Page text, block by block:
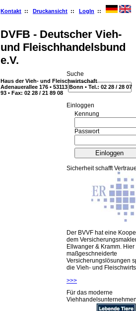
Kontakt :: Druckansicht :: LogIn ::
DVFB - Deutscher Vieh-
und Fleischhandelsbund
e.V.
Haus der Vieh- und Fleischwirtschaft
Adenauerallee 176 • 53113 Bonn • Tel.: 02 28 / 28 07
93 • Fax: 02 28 / 21 89 08
Suche
Ein­log­gen
Kennung
Passwort
Sicherheit schafft
Der BVVF hat eine
dem
Ellwanger & Kramm.
maßgeschneiderte
Versicherungslösungen
die Vieh- und
>>>
Für das moderne